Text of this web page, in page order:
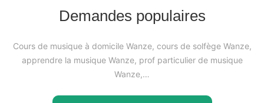
Demandes populaires
Cours de musique à domicile Wanze, cours de solfège Wanze,
apprendre la musique Wanze, prof particulier de musique
Wanze,…